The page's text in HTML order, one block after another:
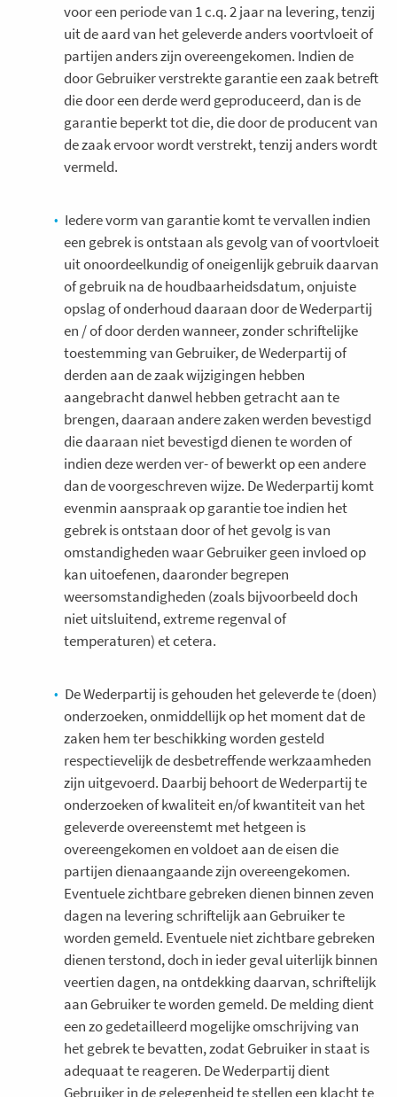
voor een periode van 1 c.q. 2 jaar na levering, tenzij
uit de aard van het geleverde anders voortvloeit of
partijen anders zijn overeengekomen. Indien de
door Gebruiker verstrekte garantie een zaak betreft
die door een derde werd geproduceerd, dan is de
garantie beperkt tot die, die door de producent van
de zaak ervoor wordt verstrekt, tenzij anders wordt
vermeld.
Iedere vorm van garantie komt te vervallen indien
een gebrek is ontstaan als gevolg van of voortvloeit
uit onoordeelkundig of oneigenlijk gebruik daarvan
of gebruik na de houdbaarheidsdatum, onjuiste
opslag of onderhoud daaraan door de Wederpartij
en / of door derden wanneer, zonder schriftelijke
toestemming van Gebruiker, de Wederpartij of
derden aan de zaak wijzigingen hebben
aangebracht danwel hebben getracht aan te
brengen, daaraan andere zaken werden bevestigd
die daaraan niet bevestigd dienen te worden of
indien deze werden ver- of bewerkt op een andere
dan de voorgeschreven wijze. De Wederpartij komt
evenmin aanspraak op garantie toe indien het
gebrek is ontstaan door of het gevolg is van
omstandigheden waar Gebruiker geen invloed op
kan uitoefenen, daaronder begrepen
weersomstandigheden (zoals bijvoorbeeld doch
niet uitsluitend, extreme regenval of
temperaturen) et cetera.
De Wederpartij is gehouden het geleverde te (doen)
onderzoeken, onmiddellijk op het moment dat de
zaken hem ter beschikking worden gesteld
respectievelijk de desbetreffende werkzaamheden
zijn uitgevoerd. Daarbij behoort de Wederpartij te
onderzoeken of kwaliteit en/of kwantiteit van het
geleverde overeenstemt met hetgeen is
overeengekomen en voldoet aan de eisen die
partijen dienaangaande zijn overeengekomen.
Eventuele zichtbare gebreken dienen binnen zeven
dagen na levering schriftelijk aan Gebruiker te
worden gemeld. Eventuele niet zichtbare gebreken
dienen terstond, doch in ieder geval uiterlijk binnen
veertien dagen, na ontdekking daarvan, schriftelijk
aan Gebruiker te worden gemeld. De melding dient
een zo gedetailleerd mogelijke omschrijving van
het gebrek te bevatten, zodat Gebruiker in staat is
adequaat te reageren. De Wederpartij dient
Gebruiker in de gelegenheid te stellen een klacht te